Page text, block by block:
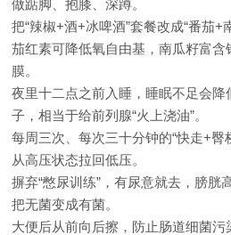
做踮脚、抱膝、深蹲。
把“辣椒+酒+冰啤酒”套餐改成“番茄+
茄红素可降低氧自由基，南瓜籽富
膜。
夜里十二点之前入睡，睡眠不足会降
子，相当于给前列腺“火上浇油”。
每周三次、每次三十分钟的“快走+臀
从高压状态拉回低压。
摒弃“憋尿训练”，有尿意就去，膀胱
把无菌变成有菌。
大便后从前向后擦，防止肠道细菌